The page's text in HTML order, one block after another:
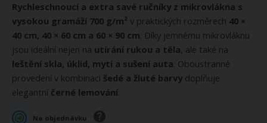
Rychleschnoucí a extra savé ručníky z mikrovlákna s
vysokou gramáží 700 g/m² v praktických rozměrech 40 ×
40 cm, 40 × 60 cm a 60 × 90 cm. Díky jemnému mikrovláknu
jsou ideální nejen na utírání rukou a těla, ale také na
leštění skla, úklid, mytí a sušení auta. Oboustranné
provedení v kombinaci šedé a žluté barvy doplňuje
elegantní černé lemování.
Na objednávku